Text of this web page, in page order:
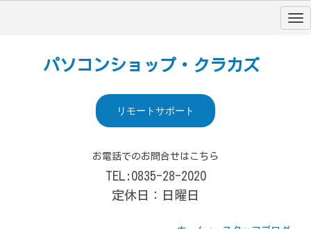
パソコンショップ・クラカズ
リモートサポート
お電話でのお問合せはこちら
TEL:0835-28-2020
定休日：日曜日